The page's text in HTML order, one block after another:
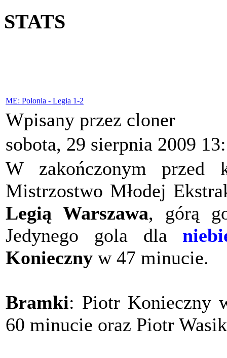
STATS
ME: Polonia - Legia 1-2
Wpisany przez cloner
sobota, 29 sierpnia 2009
W zakończonym przed
Mistrzostwo Młodej
Legią Warszawa, górą
Jedynego gola dla
Konieczny w 47 minucie.
Bramki: Piotr Konieczny
60 minucie oraz Piotr